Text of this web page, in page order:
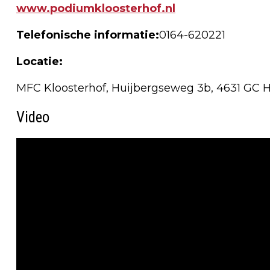
www.podiumkloosterhof.nl
Telefonische informatie:0164-620221
Locatie:
MFC Kloosterhof, Huijbergseweg 3b, 4631 GC
Video